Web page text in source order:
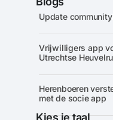
Update
Vrijwilligers app
Utrechtse
Herenboeren
met de socie app
Kies je taal